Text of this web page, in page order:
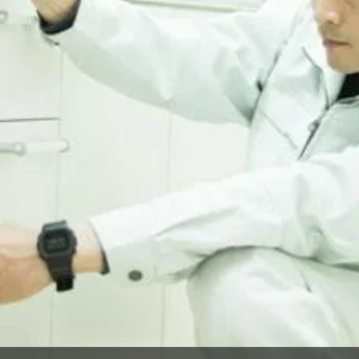
充実の研修と先輩の丁寧なサポートで安心！